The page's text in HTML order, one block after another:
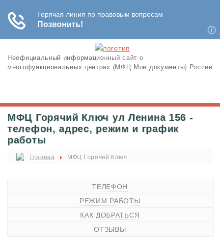
Неофициальный информационный сайт о
многофункциональных центрах (МФЦ Мои документы) России
МФЦ Горячий Ключ ул Ленина 156 -
телефон, адрес, режим и график
работы
Главная МФЦ Горячий Ключ
ТЕЛЕФОН
РЕЖИМ РАБОТЫ
КАК ДОБРАТЬСЯ
ОТЗЫВЫ